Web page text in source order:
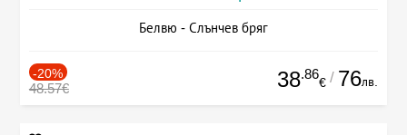
Белвю - Слънчев бряг
-20%
48.57€ 38.86
€ / 76лв.